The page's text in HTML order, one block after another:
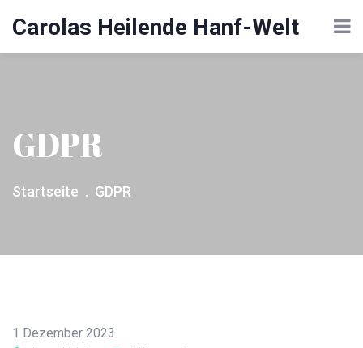
Carolas Heilende Hanf-Welt
GDPR
Startseite GDPR
1 Dezember 2023